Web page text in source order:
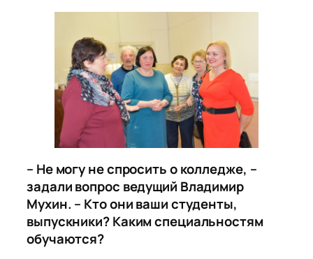
– Не могу не спросить о колледже, –
задали вопрос ведущий Владимир
Мухин. – Кто они ваши студенты,
выпускники? Каким специальностям
обучаются?